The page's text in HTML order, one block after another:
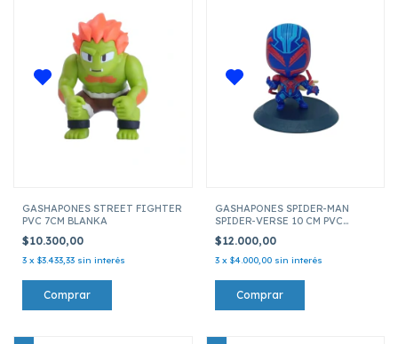
GASHAPONES STREET FIGHTER
PVC 7CM BLANKA
$10.300,00
3 x $3.433,33 sin interés
GASHAPONES SPIDER-MAN
SPIDER-VERSE 10 CM PVC
O'HARA)
$12.000,00
3 x $4.000,00 sin interés